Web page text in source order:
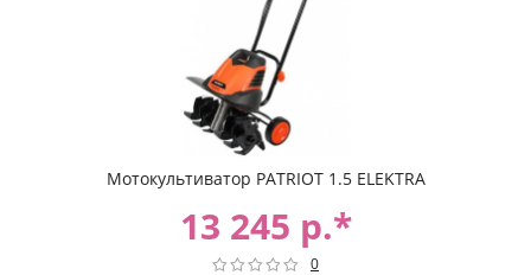
Мотокультиватор PATRIOT 1.5 ELEKTRA
13 245 р.*
0